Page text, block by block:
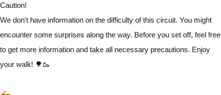
Caution!
We don't have information on the difficulty of this circuit. You might
encounter some surprises along the way. Before you set off, feel free
to get more information and take all necessary precautions. Enjoy
your walk! 🌳🥾